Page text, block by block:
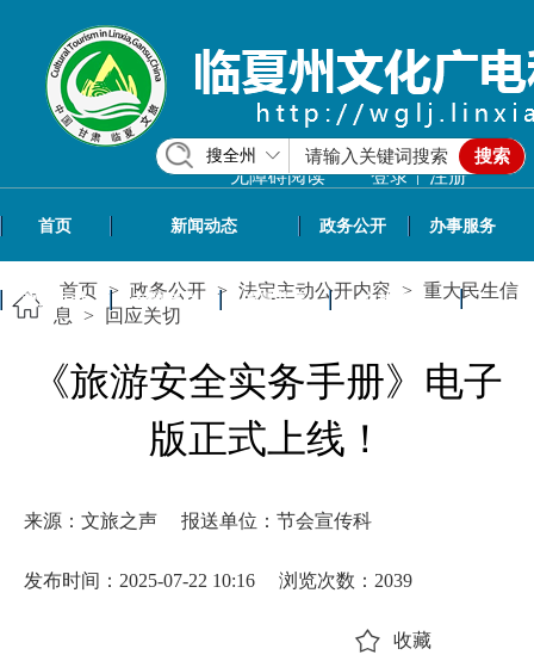
无障碍阅读 登录 | 注册
搜全州 搜索
首页 新闻动态 政务公开 办事服务
政民互动 专题专栏 信息共享 文旅资讯
首页 > 政务公开 > 法定主动公开内容 > 重大民生信
息
> 回应关切
《旅游安全实务手册》电子
版正式上线！
来源：文旅之声 报送单位：节会宣传科
发布时间：2025-07-22 10:16 浏览次数： 2039
收藏